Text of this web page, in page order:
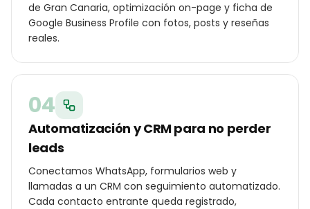
de Gran Canaria, optimización on-page y ficha de
Google Business Profile con fotos, posts y reseñas
reales.
04
Automatización y CRM para no perder
leads
Conectamos WhatsApp, formularios web y
llamadas a un CRM con seguimiento automatizado.
Cada contacto entrante queda registrado,